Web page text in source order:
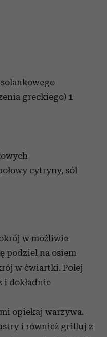
greckiego) 1
cytryny, sól
w możliwie
podziel na osiem
w ćwiartki. Polej
i dokładnie
opiekaj warzywa.
i również grilluj z